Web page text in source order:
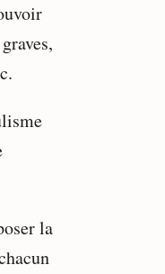
la